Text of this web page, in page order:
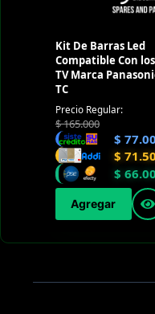
Kit De Barras Led
Compatible Con los
TV Marca
TC
Precio Regular:
$165.000
$
$
$
Agregar